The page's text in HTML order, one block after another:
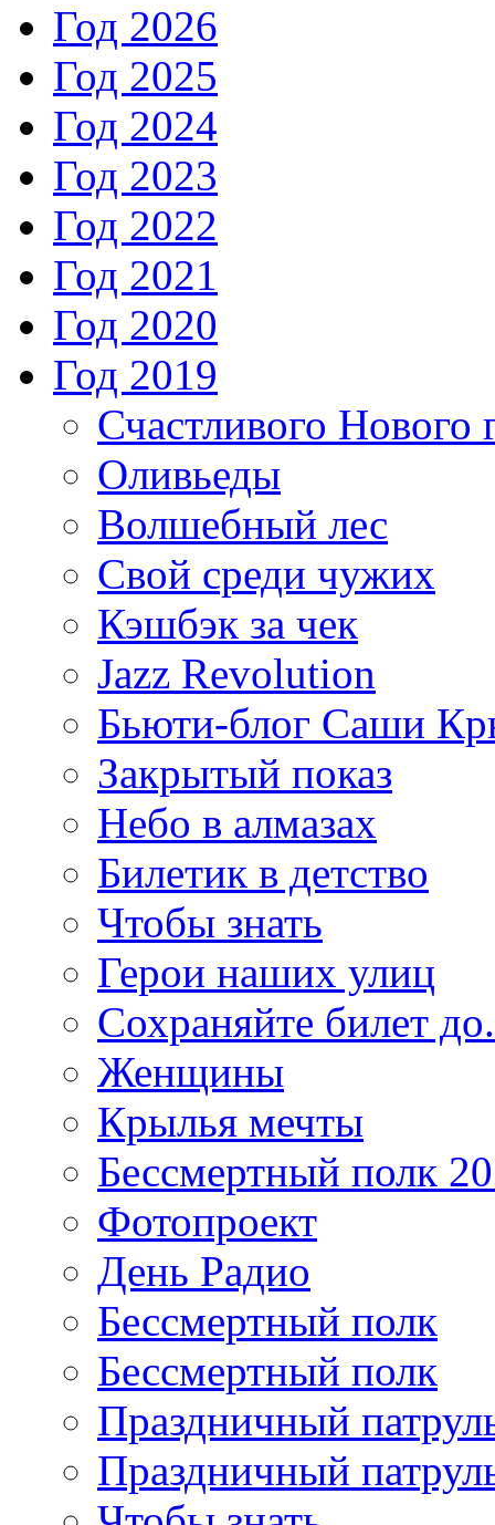
Год 2026
Год 2025
Год 2024
Год 2023
Год 2022
Год 2021
Год 2020
Год 2019
Счастливого Нового
Оливьеды
Волшебный лес
Свой среди чужих
Кэшбэк за чек
Jazz Revolution
Бьюти-блог Саши
Закрытый показ
Небо в алмазах
Билетик в детство
Чтобы знать
Герои наших улиц
Сохраняйте билет
Женщины
Крылья мечты
Бессмертный полк
Фотопроект
День Радио
Бессмертный полк
Бессмертный полк
Праздничный
Праздничный